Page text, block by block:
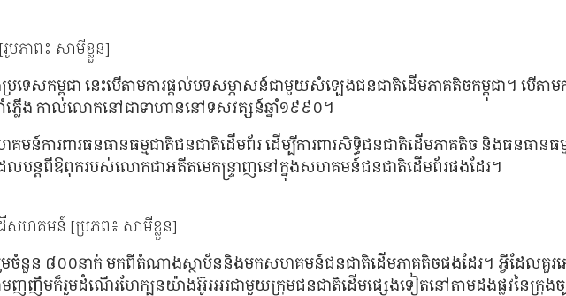
ភាព៖ សាមីខ្លួន]
េសកម្ពុជា នេះបើតាមការផ្ដល់បទសម្ភាសន៍ជាមួយសំឡេងជនជាតិដើមភាគតិចកម្ពុជា។ ប
ាំភ្លើង កាលលោកនៅជាទាហាននៅទសវត្សន៍ឆ្នាំ១៩៩០។
មន៍ការពារធនធានធម្មជាតិជនជាតិដើមព័រ ដើម្បីការពារសិទ្ធិជនជាតិដើមភាគតិច និងធនធា
ដែលបន្ដពីឱពុករបស់លោកជាអតីតមេកន្រ្ទាញនៅក្នុងសហគមន៍ជនជាតិដើមព័រផងដែរ។
ហគមន៍ [ប្រភព៖ សាមីខ្លួន]
មចំនួន ៨០០នាក់ មកពីតំណាងស្ថាប័ននិងមកសហគមន៍ជនជាតិដើមភាគតិចផងដែរ។ អ្វីដែលគួរ
មក៏រួមដំណើរហែក្បួនយ៉ាងអ៊ូរអរជាមួយក្រុមជនជាតិដើមផ្សេងទៀតនៅតាមដងផ្លូវនៃក្រុងច្